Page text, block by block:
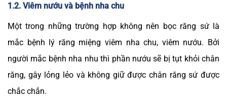
1.2. Viêm nướu và bệnh nha chu
Một trong những trường hợp không nên bọc răng sứ là
mắc bệnh lý răng miệng viêm nha chu, viêm nướu. Bởi
người mắc bệnh nha nhu thì phần nướu sẽ bị tụt khỏi chân
răng, gây lỏng lẻo và không giữ được chân răng sứ được
chắc chắn.